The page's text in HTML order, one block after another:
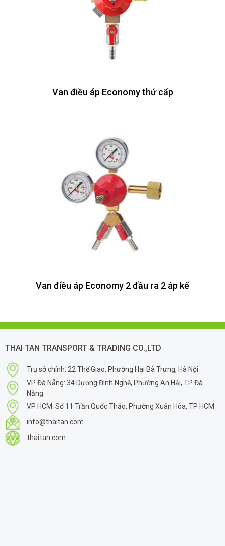
Van điều áp Economy thứ cấp
Van điều áp Economy 2 đầu ra 2 áp kế
THAI TAN TRANSPORT & TRADING CO.,LTD
Trụ sở chính: 22 Thể Giao, Phường Hai Bà Trưng, Hà Nội
VP Đà Nẵng: 34 Dương Đình Nghệ, Phường An Hải, TP Đà
Nẵng
VP HCM: Số 11 Trần Quốc Thảo, Phường Xuân Hòa, TP HCM
info@thaitan.com
thaitan.com